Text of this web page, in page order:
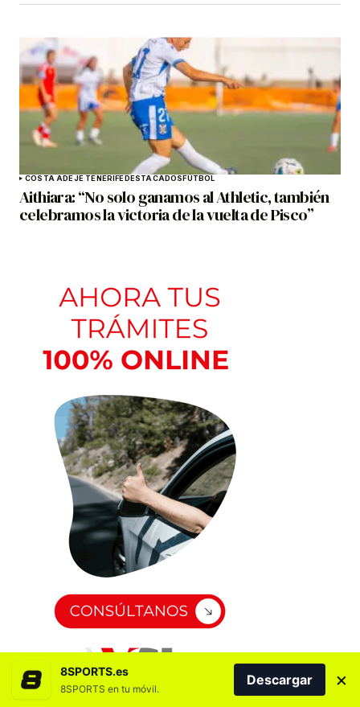
COSTA ADEJE TENERIFE DESTACADOS FÚTBOL
Aithiara: “No solo ganamos al Athletic, también
celebramos la victoria de la vuelta de Pisco”
8SPORTS.es
8SPORTS en tu móvil.
Descargar ×